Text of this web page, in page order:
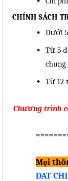
CHÍNH SÁCH
Dưới
Từ 5
chung
Từ 12
Chương trình
Mọi
DAT